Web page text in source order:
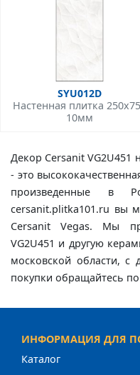
SYU012D
Настенная плитка
10мм
Декор Cersanit VG2U451
- это
произведенные в
cersanit.plitka101.ru вы
Cersanit Vegas. Мы
VG2U451 и другую
московской области,
покупки обращайтесь
ИНФОРМАЦИЯ ДЛЯ
Каталог